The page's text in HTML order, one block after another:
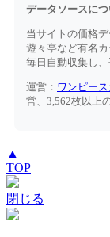
データソースにつ
当サイトの価格
遊々亭など有名
毎日自動収集し、
運営： ワンピー
営、3,562枚以上
▲
TOP
閉じる